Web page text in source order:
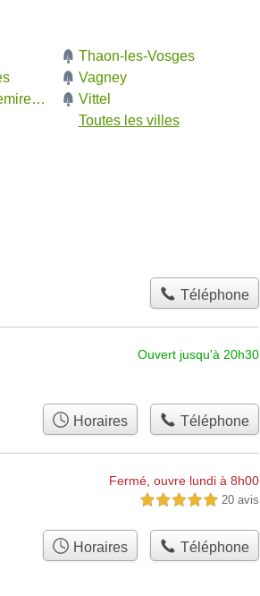
Thaon-les-Vosges
Vagney
Vittel
Toutes les villes
Téléphone
Ouvert jusqu'à 20h30
Horaires Téléphone
Fermé, ouvre lundi à 8h00
5,0 étoiles sur 5 20 avis
Horaires Téléphone